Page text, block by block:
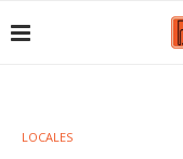
LOCALES